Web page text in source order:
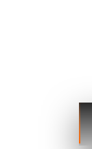
आत्ताच